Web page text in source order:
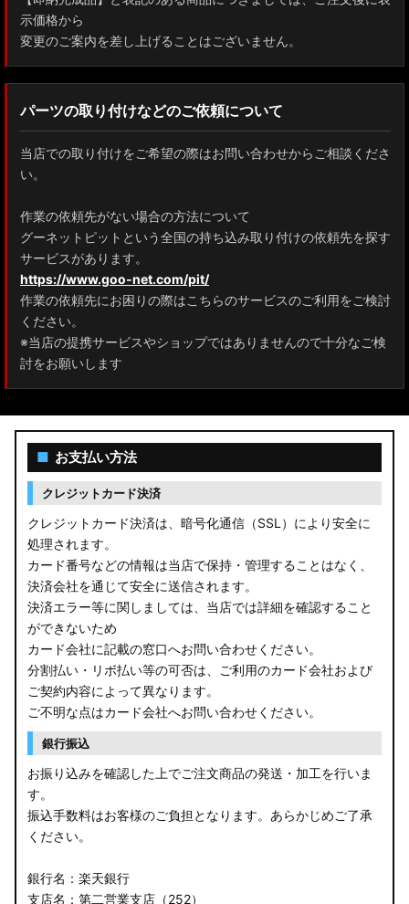
示価格から
変更のご案内を差し上げることはございません。
パーツの取り付けなどのご依頼について
当店での取り付けをご希望の際はお問い合わせからご相談くださ
い。
作業の依頼先がない場合の方法について
グーネットピットという全国の持ち込み取り付けの依頼先を探す
サービスがあります。
https://www.goo-net.com/pit/
作業の依頼先にお困りの際はこちらのサービスのご利用をご検討
ください。
※当店の提携サービスやショップではありませんので十分なご検
討をお願いします
■ お支払い方法
クレジットカード決済
クレジットカード決済は、暗号化通信（SSL）により安全に
処理されます。
カード番号などの情報は当店で保持・管理することはなく、
決済会社を通じて安全に送信されます。
決済エラー等に関しましては、当店では詳細を確認すること
ができないため
カード会社に記載の窓口へお問い合わせください。
分割払い・リボ払い等の可否は、ご利用のカード会社および
ご契約内容によって異なります。
ご不明な点はカード会社へお問い合わせください。
銀行振込
お振り込みを確認した上でご注文商品の発送・加工を行いま
す。
振込手数料はお客様のご負担となります。あらかじめご了承
ください。
銀行名：楽天銀行
支店名：第二営業支店（252）